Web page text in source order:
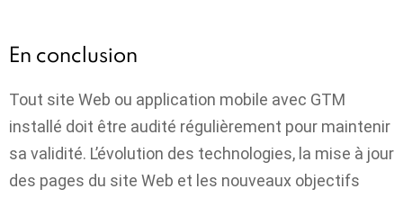
En conclusion
Tout site Web ou application mobile avec GTM
installé doit être audité régulièrement pour maintenir
sa validité. L’évolution des technologies, la mise à jour
des pages du site Web et les nouveaux objectifs